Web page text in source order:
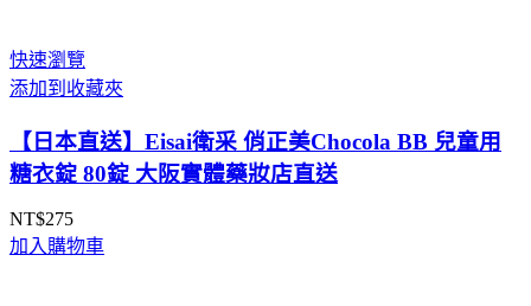
快速瀏覽
添加到收藏夾
【日本直送】Eisai衛采 俏正美Chocola BB 兒童用
糖衣錠 80錠 大阪實體藥妝店直送
NT$275
加入購物車